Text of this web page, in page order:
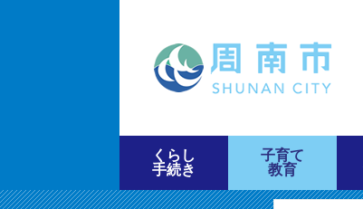
くらし
手続き
子育て
教育